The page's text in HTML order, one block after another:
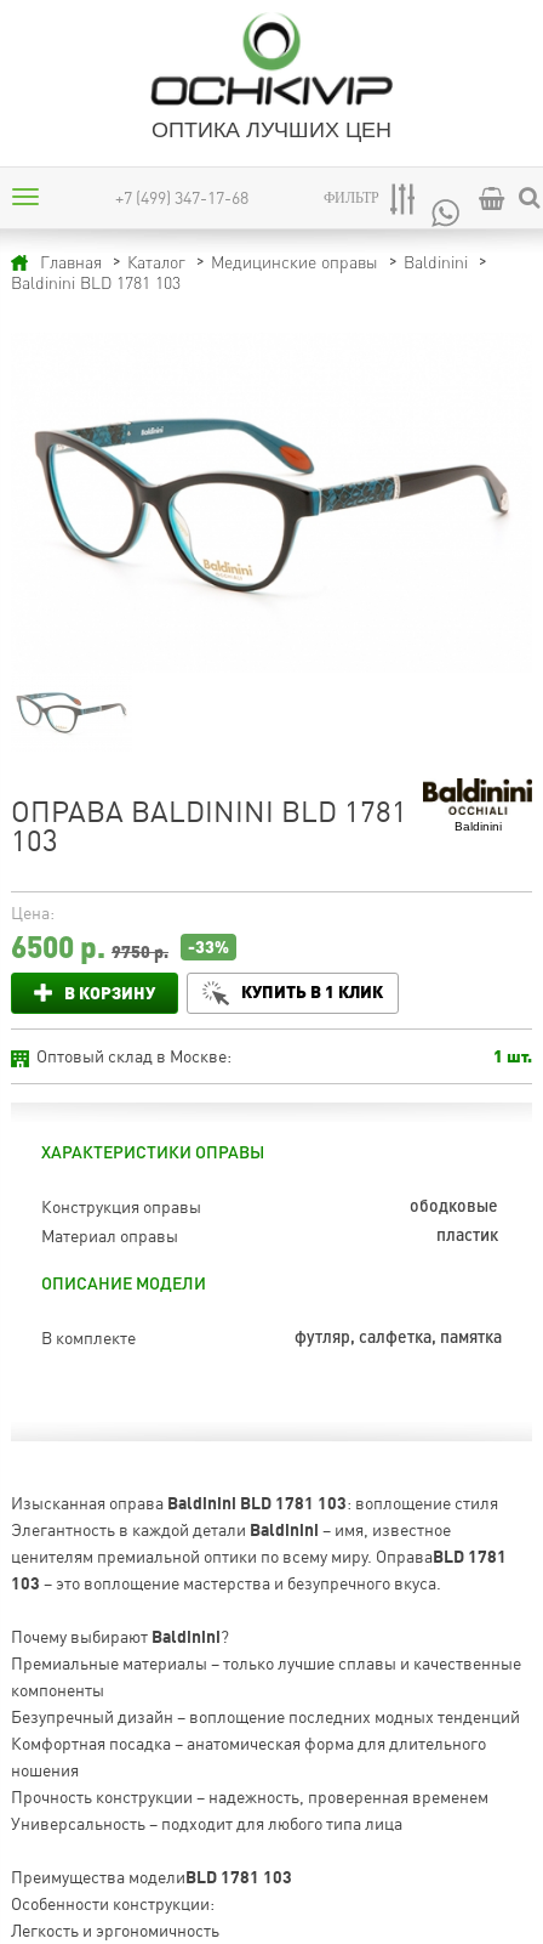
ОПТИКА ЛУЧШИХ ЦЕН
+7 (499) 347-17-68 ФИЛЬТР
Главная Каталог Медицинские оправы
Baldinini
Baldinini BLD 1781 103
Baldinini
ОПРАВА BALDININI BLD 1781
103
Цена:
6500р. 9750 р. -33%
В КОРЗИНУ КУПИТЬ В 1 КЛИК
Оптовый склад в Москве: 1 шт.
ХАРАКТЕРИСТИКИ ОПРАВЫ
Конструкция оправы ободковые
Материал оправы пластик
ОПИСАНИЕ МОДЕЛИ
В комплекте футляр, салфетка, памятка
Изысканная оправа Baldinini BLD 1781 103: воплощение стиля
Элегантность в каждой детали Baldinini – имя, известное
ценителям премиальной оптики по всему миру. ОправаBLD 1781
103 – это воплощение мастерства и безупречного вкуса.
Почему выбирают Baldinini?
Премиальные материалы – только лучшие сплавы и качественные
компоненты
Безупречный дизайн – воплощение последних модных тенденций
Комфортная посадка – анатомическая форма для длительного
ношения
Прочность конструкции – надежность, проверенная временем
Универсальность – подходит для любого типа лица
Преимущества моделиBLD 1781 103
Особенности конструкции:
Легкость и эргономичность